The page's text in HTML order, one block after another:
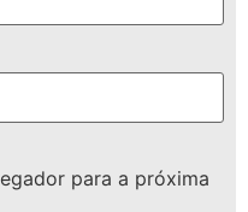
para a próxima